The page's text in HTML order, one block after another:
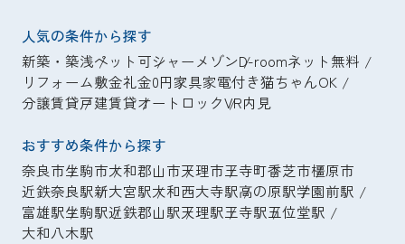
人気の条件から探す
新築・築浅ペット可シャーメゾンD-roomネット無料
リフォーム敷金礼金0円家具家電付き猫ちゃんOK
分譲賃貸戸建賃貸オートロックVR内見
おすすめ条件から探す
奈良市生駒市大和郡山市天理市王寺町香芝市橿原市
近鉄奈良駅新大宮駅大和西大寺駅高の原駅学園前駅
富雄駅生駒駅近鉄郡山駅天理駅王寺駅五位堂駅
大和八木駅